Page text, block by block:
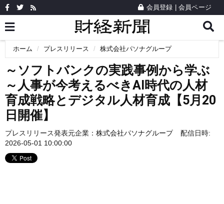
会員登録 会員ページ
ホーム プレスリリース 株式会社パソナグループ
～ソフトバンクの実践事例から学ぶ
～人事が今考えるべきAI時代の人材
育成戦略とデジタル人材育成【5月20
日開催】
プレスリリース発表元企業： 株式会社パソナグループ
配信日時:
2026-05-01 10:00:00